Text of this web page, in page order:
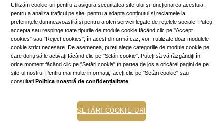
ți menții pielea bine hidratată și catifelată cât e iarna de
lungă!
Mai mult »
Utilizăm cookie-uri pentru a asigura securitatea site-ului și funcționarea acestuia,
pentru a analiza traficul pe site, pentru a adapta conținutul și reclamele la
preferințele dumneavoastră și pentru a oferi servicii legate de rețelele sociale. Puteți
accepta sau respinge toate tipurile de module cookie făcând clic pe "Accept
cookies" sau "Reject cookies", în acest din urmă caz, vor fi utilizate doar modulele
cookie strict necesare. De asemenea, puteți alege categoriile de module cookie pe
care doriți să le activați făcând clic pe "Setări cookie". Puteți să vă răzgândiți în
orice moment făcând clic pe "Setări cookie" în partea de jos a oricărei pagini de pe
site-ul nostru. Pentru mai multe informații, faceți clic pe "Setări cookie" sau
consultați Politica noastră de confidențialitate
SETĂRI COOKIE-URI